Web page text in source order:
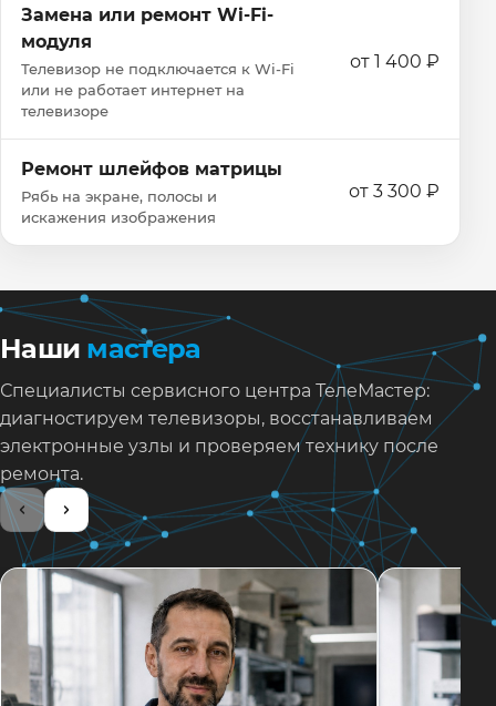
Замена или ремонт Wi‑Fi-
модуля
Телевизор не подключается к Wi‑Fi
или не работает интернет на
телевизоре
от 1 400 ₽
Ремонт шлейфов матрицы
Рябь на экране, полосы и
искажения изображения
от 3 300 ₽
Наши мастера
Специалисты сервисного центра ТелеМастер:
диагностируем телевизоры, восстанавливаем
электронные узлы и проверяем технику после
ремонта.